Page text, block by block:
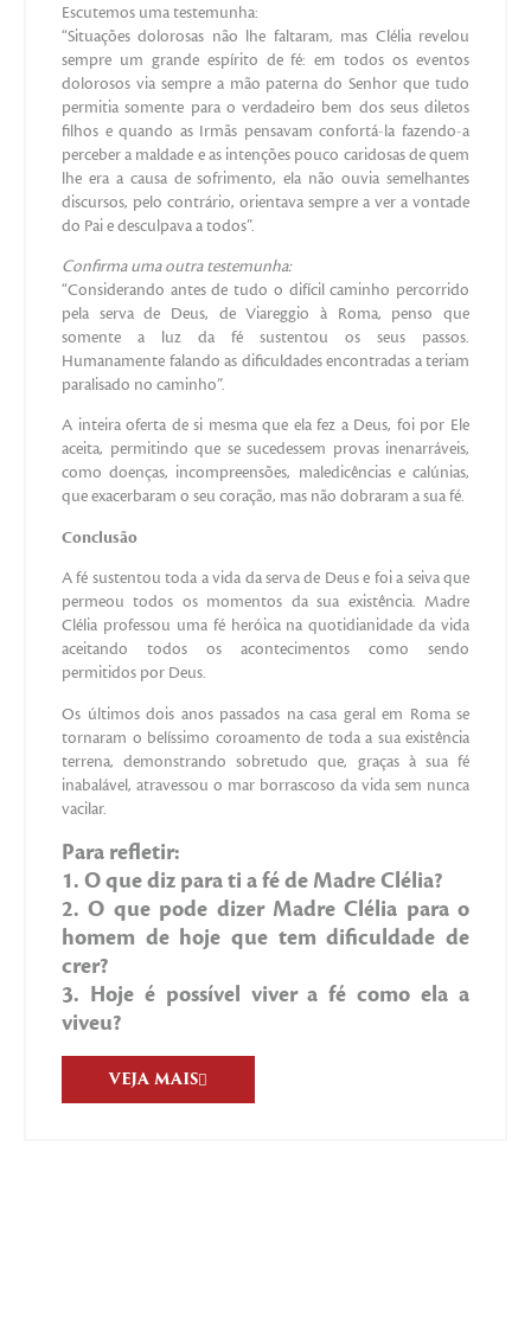
Escutemos uma testemunha:
“Situações dolorosas não lhe faltaram, mas Clélia revelou
sempre um grande espírito de fé: em todos os eventos
dolorosos via sempre a mão paterna do Senhor que tudo
permitia somente para o verdadeiro bem dos seus diletos
filhos e quando as Irmãs pensavam confortá-la fazendo-a
perceber a maldade e as intenções pouco caridosas de quem
lhe era a causa de sofrimento, ela não ouvia semelhantes
discursos, pelo contrário, orientava sempre a ver a vontade
do Pai e desculpava a todos”.
Confirma uma outra testemunha:
“Considerando antes de tudo o difícil caminho percorrido
pela serva de Deus, de Viareggio à Roma, penso que
somente a luz da fé sustentou os seus passos.
Humanamente falando as dificuldades encontradas a teriam
paralisado no caminho”.
A inteira oferta de si mesma que ela fez a Deus, foi por Ele
aceita, permitindo que se sucedessem provas inenarráveis,
como doenças, incompreensões, maledicências e calúnias,
que exacerbaram o seu coração, mas não dobraram a sua fé.
Conclusão
A fé sustentou toda a vida da serva de Deus e foi a seiva que
permeou todos os momentos da sua existência. Madre
Clélia professou uma fé heróica na quotidianidade da vida
aceitando todos os acontecimentos como sendo
permitidos por Deus.
Os últimos dois anos passados na casa geral em Roma se
tornaram o belíssimo coroamento de toda a sua existência
terrena, demonstrando sobretudo que, graças à sua fé
inabalável, atravessou o mar borrascoso da vida sem nunca
vacilar.
Para refletir:
1. O que diz para ti a fé de Madre Clélia?
2. O que pode dizer Madre Clélia para o
homem de hoje que tem dificuldade de
crer?
3. Hoje é possível viver a fé como ela a
viveu?
VEJA MAIS